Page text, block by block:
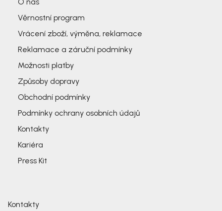
O nás
Věrnostní program
Vrácení zboží, výměna, reklamace
Reklamace a záruční podmínky
Možnosti platby
Způsoby dopravy
Obchodní podmínky
Podmínky ochrany osobních údajů
Kontakty
Kariéra
Press Kit
Kontakty